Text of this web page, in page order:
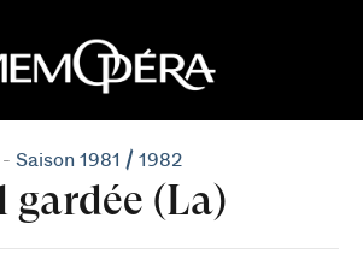
- Saison 1981 / 1982
gardée (La)